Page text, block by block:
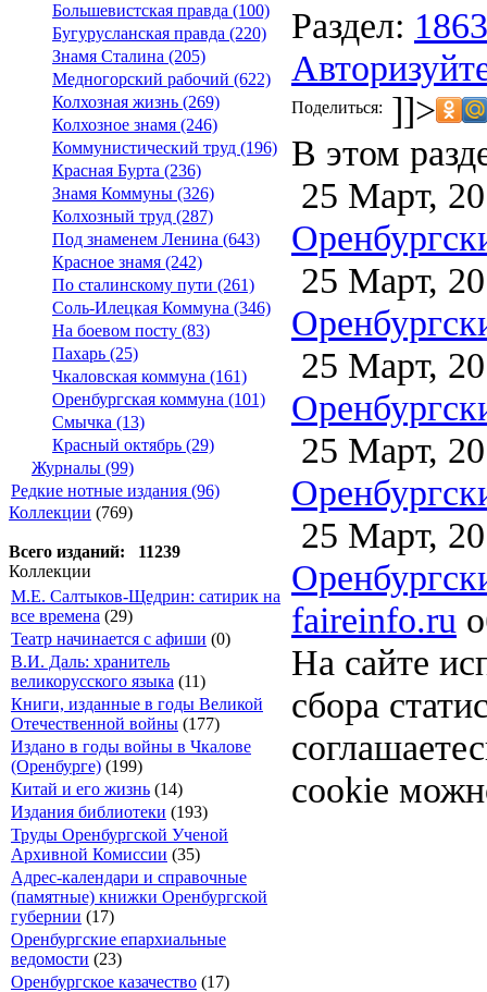
Большевистская правда (100)
Бугурусланская правда (220)
Знамя Сталина (205)
Медногорский рабочий (622)
Колхозная жизнь (269)
Колхозное знамя (246)
Коммунистический труд (196)
Красная Бурта (236)
Знамя Коммуны (326)
Колхозный труд (287)
Под знаменем Ленина (643)
Красное знамя (242)
По сталинскому пути (261)
Соль-Илецкая Коммуна (346)
На боевом посту (83)
Пахарь (25)
Чкаловская коммуна (161)
Оренбургская коммуна (101)
Смычка (13)
Красный октябрь (29)
Журналы (99)
Редкие нотные издания (96)
Коллекции (769)
Всего изданий: 11239
Коллекции
М.Е. Салтыков-Щедрин: сатирик на
все времена (29)
Театр начинается с афиши (0)
В.И. Даль: хранитель
великорусского языка (11)
Книги, изданные в годы Великой
Отечественной войны (177)
Издано в годы войны в Чкалове
(Оренбурге) (199)
Китай и его жизнь (14)
Издания библиотеки (193)
Труды Оренбургской Ученой
Архивной Комиссии (35)
Адрес-календари и справочные
(памятные) книжки Оренбургской
губернии (17)
Оренбургские епархиальные
ведомости (23)
Оренбургское казачество (17)
Раздел: 1863
Поделиться: ]]>
В этом
25 Март,
25 Март,
25 Март,
25 Март,
25 Март,
faireinfo.ru
На сайте
сбора
cookie